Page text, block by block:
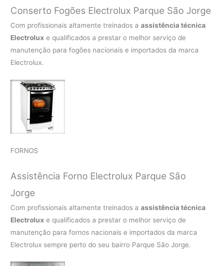
Conserto Fogões Electrolux Parque São Jorge
Com profissionais altamente treinados aassistência técnica
Electrolux e qualificados a prestar o melhor serviço de
manutenção para fogões nacionais e importados da marca
Electrolux.
FORNOS
Assistência Forno Electrolux Parque São
Jorge
Com profissionais altamente treinados aassistência técnica
Electrolux e qualificados a prestar o melhor serviço de
manutenção para fornos nacionais e importados da marca
Electrolux sempre perto do seu bairro Parque São Jorge.